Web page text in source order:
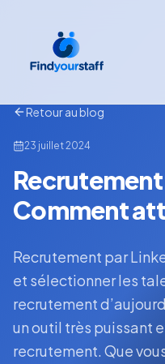
Retour au blog
23 juillet 2024
Comment
Recrutement par
et sélectionner les
recrutement
un outil très puissant
recrutement. Que